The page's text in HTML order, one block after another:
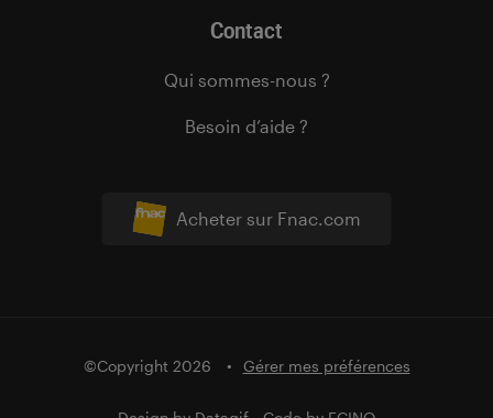
Acheter sur Fnac.com
Contact
Qui sommes-nous ?
Besoin d’aide ?
©Copyright 2026 Gérer mes préférences